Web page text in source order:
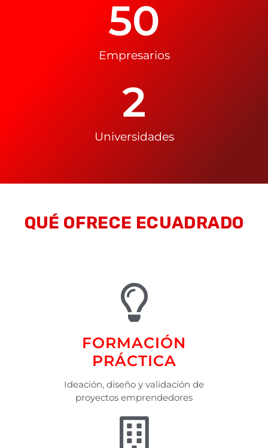
Empresarios
50
Universidades
2
QUÉ OFRECE ECUADRADO
FORMACIÓN
PRÁCTICA
Ideación, diseño y validación de
proyectos emprendedores